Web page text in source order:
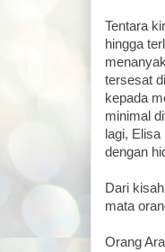
Tentara
hingga
tersesat
kepada
minimal
lagi,
dengan
Dari
mata
Orang